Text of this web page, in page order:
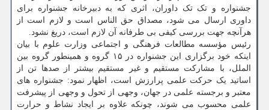
جشنواره و تک تک داوران، اثری که به دبیرخانه جشنواره برای
داوری ارسال می شود، مصداق حق الناس است و لازم است از
هرآنچه جهت بررسی کیفی بی طرفانه آن لازم است، دریغ نشود.
رئیس مؤسسه مطالعات فرهنگی و اجتماعی وزارت علوم با بیان
اینکه خود برگزاری این جشنواره در ۱۵ گروه و همینطور گروه بین
الملل، با مشارکت مستقیم و غیر مستقیم بیشتر از صدها تن از
اساتید یک حرکت علمی پرارزش است، اظهار نمود: جشنواره های
معتبر و برجسته علمی در جهان، وجهی از تحول و وجهی از پیشرفت
علمی محسوب می شوند، چونکه علاوه بر ایجاد نشاط و حرارت